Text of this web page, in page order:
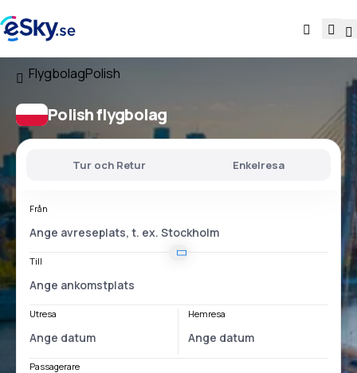
FlygbolagPolish
Polish flygbolag
Tur och Retur Enkelresa
Från
Till
Utresa Hemresa
Passagerare